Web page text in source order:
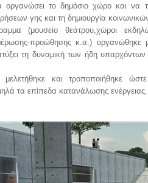
οργανώσει το δημόσιο χώρο και να
γης και τη δημιουργία
(μουσείο θεάτρου,χώροι
προώθησης κ.α.) οργανώθηκε
τη δυναμική των ήδη
μελετήθηκε και τροποποιήθηκε
τα επίπεδα κατανάλωσης ενέργειας.